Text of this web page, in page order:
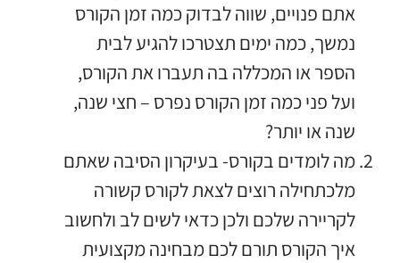
אתם פנויים, שווה לבדוק כמה זמן הקורס
נמשך, כמה ימים תצטרכו להגיע לבית
הספר או המכללה בה תעברו את הקורס,
ועל פני כמה זמן הקורס נפרס – חצי שנה,
שנה או יותר?
מה לומדים בקורס- בעיקרון הסיבה שאתם
מלכתחילה רוצים לצאת לקורס קשורה
לקריירה שלכם ולכן כדאי לשים לב ולחשוב
איך הקורס תורם לכם מבחינה מקצועית